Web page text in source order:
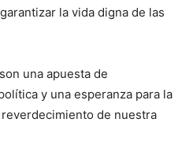
la vida digna de las
una apuesta de
y una esperanza para la
de nuestra